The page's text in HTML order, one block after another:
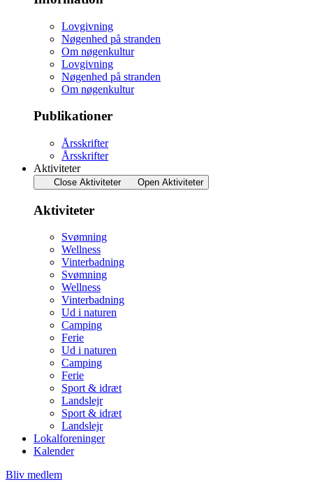
Lovgivning
Nøgenhed på stranden
Om nøgenkultur
Lovgivning
Nøgenhed på stranden
Om nøgenkultur
Publikationer
Årsskrifter
Årsskrifter
Aktiviteter
Close Aktiviteter Open Aktiviteter
Aktiviteter
Svømning
Wellness
Vinterbadning
Svømning
Wellness
Vinterbadning
Ud i naturen
Camping
Ferie
Ud i naturen
Camping
Ferie
Sport & idræt
Landslejr
Sport & idræt
Landslejr
Lokalforeninger
Kalender
Bliv medlem